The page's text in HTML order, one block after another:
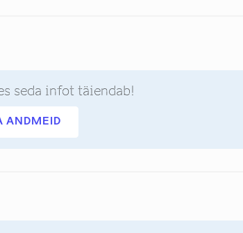
seda infot täiendab!
ANDMEID